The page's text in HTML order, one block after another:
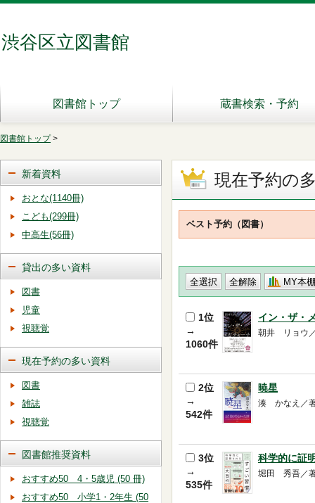
渋谷区立図書館
図書館トップ 蔵書検索・予約
図書館トップ>
現在予約の
ベスト予約（図書）
MY本
1位
→
1060件
イン・ザ・
朝井 リョウ
2位
→
542件
暁星
湊 かなえ／
3位
→
535件
科学的に証
堀田 秀吾／
新着資料
おとな(1140冊)
こども(299冊)
中高生(56冊)
貸出の多い資料
図書
児童
視聴覚
現在予約の多い資料
図書
雑誌
視聴覚
図書館推奨資料
おすすめ50 4・5歳児 (50 冊)
おすすめ50 小学1・2年生 (50